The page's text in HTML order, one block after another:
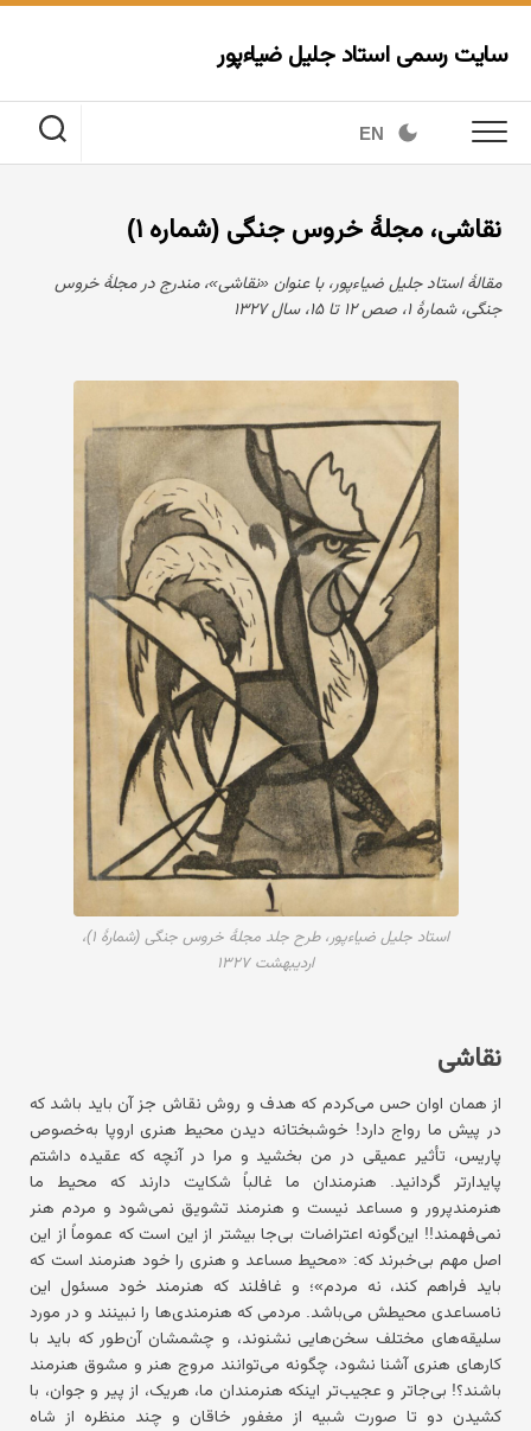
Skip
content
سایت رسمی استاد جلیل ضیاءپور
EN
نقاشی، مجلهٔ خروس جنگی (شماره ۱)
مقالهٔ استاد جلیل ضیاءپور، با عنوان «نقاشی»، مندرج در مجلهٔ خروس
جنگی، شمارهٔ ۱، صص ۱۲ تا ۱۵، سال ۱۳۲۷
استاد جلیل ضیاءپور، طرح جلد مجلهٔ خروس جنگی (شمارهٔ ۱)،
اردیبهشت ۱۳۲۷
نقاشی
از همان اوان حس می‌کردم که هدف و روش نقاش جز آن باید باشد که
در پیش ما رواج دارد! خوشبختانه دیدن محیط هنری اروپا به‌خصوص
پاریس، تأثیر عمیقی در من بخشید و مرا در آنچه که عقیده داشتم
پایدارتر گردانید. هنرمندان ما غالباً شکایت دارند که محیط ما
هنرمندپرور و مساعد نیست و هنرمند تشویق نمی‌شود و مردم هنر
نمی‌فهمند!! این‌گونه اعتراضات بی‌جا بیشتر از این است که عموماً از این
اصل مهم بی‌خبرند که: «محیط مساعد و هنری را خود هنرمند است که
باید فراهم کند، نه مردم»؛ و غافلند که هنرمند خود مسئول این
نامساعدی محیطش می‌باشد. مردمی که هنرمندی‌ها را نبینند و در مورد
سلیقه‌های مختلف سخن‌هایی نشنوند، و چشمشان آن‌طور که باید با
کارهای هنری آشنا نشود، چگونه می‌توانند مروج هنر و مشوق هنرمند
باشند؟! بی‌جاتر و عجیب‌تر اینکه هنرمندان ما، هریک، از پیر و جوان، با
کشیدن دو تا صورت شبیه از مغفور خاقان و چند منظره از شاه